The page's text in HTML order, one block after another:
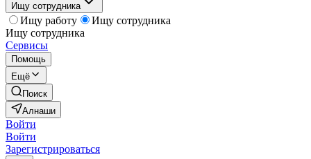
Ищу сотрудника
Ищу работу
Ищу сотрудника
Ищу сотрудника
Сервисы
Помощь
Ещё
Поиск
Алнаши
Войти
Войти
Зарегистрироваться